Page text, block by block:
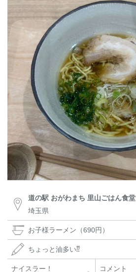
道の駅 おがわまち 里山ごはん食堂
埼玉県
お子様ラーメン（690円）
ちょっと油多い⁇
ナイスラー！ コメント